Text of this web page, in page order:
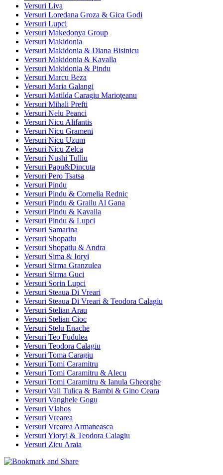
Versuri Liva
Versuri Loredana Groza & Gica Godi
Versuri Lupci
Versuri Makedonya Group
Versuri Makidonia
Versuri Makidonia & Diana Bisinicu
Versuri Makidonia & Kavalla
Versuri Makidonia & Pindu
Versuri Marcu Beza
Versuri Maria Galangi
Versuri Matilda Caragiu Marioţeanu
Versuri Mihali Prefti
Versuri Nelu Peanci
Versuri Nicu Alifantis
Versuri Nicu Grameni
Versuri Nicu Uzum
Versuri Nicu Zelca
Versuri Nushi Tulliu
Versuri Papu&Dincuta
Versuri Pero Tsatsa
Versuri Pindu
Versuri Pindu & Cornelia Rednic
Versuri Pindu & Grailu Al Gana
Versuri Pindu & Kavalla
Versuri Pindu & Lupci
Versuri Samarina
Versuri Shopatlu
Versuri Shopatlu & Andra
Versuri Sima & Ioryi
Versuri Sirma Granzulea
Versuri Sirma Guci
Versuri Sorin Lupci
Versuri Steaua Di Vreari
Versuri Steaua Di Vreari & Teodora Calagiu
Versuri Stelian Arau
Versuri Stelian Cioc
Versuri Stelu Enache
Versuri Teo Fudulea
Versuri Teodora Calagiu
Versuri Toma Caragiu
Versuri Tomi Caramitru
Versuri Tomi Caramitru & Alecu
Versuri Tomi Caramitru & Ianula Gheorghe
Versuri Vali Tulica & Bambi & Gino Ceara
Versuri Vanghele Gogu
Versuri Vlahos
Versuri Vrearea
Versuri Vrearea Armaneasca
Versuri Yioryi & Teodora Calagiu
Versuri Zicu Araia